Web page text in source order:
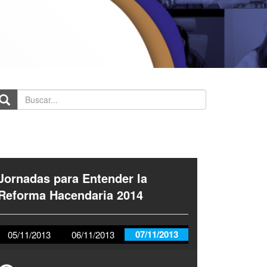
para Entender la
Hacendaria 2014
05/11/2013 06/11/2013 07/11/2013